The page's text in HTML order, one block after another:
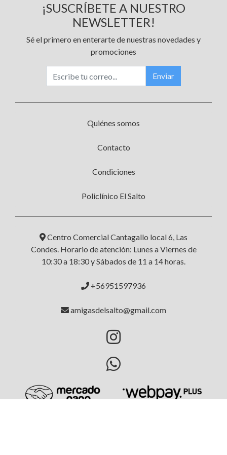
¡SUSCRÍBETE A NUESTRO
NEWSLETTER!
Sé el primero en enterarte de nuestras novedades y
promociones
Enviar
Quiénes somos
Contacto
Condiciones
Policlínico El Salto
Centro Comercial Cantagallo local 6, Las
Condes. Horario de atención: Lunes a Viernes de
10:30 a 18:30 y Sábados de 11 a 14 horas.
+56951597936
amigasdelsalto@gmail.com